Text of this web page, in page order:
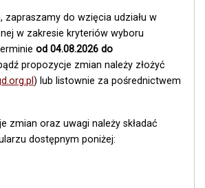
zapraszamy do wzięcia udziału w
w zakresie kryteriów wyboru
od 04.08.2026 do
propozycje zmian należy złożyć
) lub listownie za pośrednictwem
zmian oraz uwagi należy składać
dostępnym poniżej: